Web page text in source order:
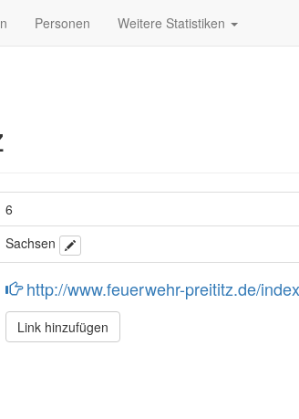
Personen Weitere Statistiken
6
Sachsen
http://www.feuerwehr-preititz.de/
Link hinzufügen